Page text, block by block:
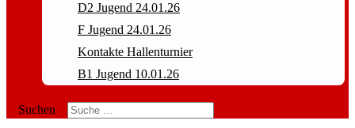
D2 Jugend 24.01.26
F Jugend 24.01.26
Kontakte Hallenturnier
B1 Jugend 10.01.26
Suchen